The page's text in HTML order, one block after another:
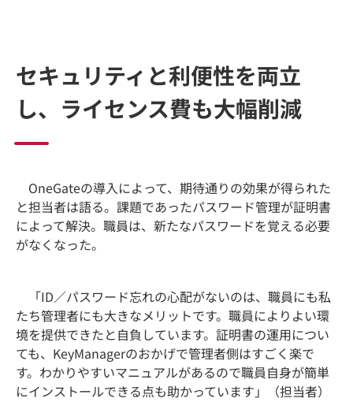
セキュリティと利便性を両立
し、ライセンス費も大幅削減
OneGateの導入によって、期待通りの効果が得られた
と担当者は語る。課題であったパスワード管理が証明書
によって解決。職員は、新たなパスワードを覚える必要
がなくなった。
「ID／パスワード忘れの心配がないのは、職員にも私
たち管理者にも大きなメリットです。職員によりよい環
境を提供できたと自負しています。証明書の運用につい
ても、KeyManagerのおかげで管理者側はすごく楽で
す。わかりやすいマニュアルがあるので職員自身が簡単
にインストールできる点も助かっています」（担当者）